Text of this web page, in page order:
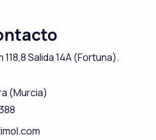
t
u
e
118,8Salida 14A (Fortuna).
(Murcia)